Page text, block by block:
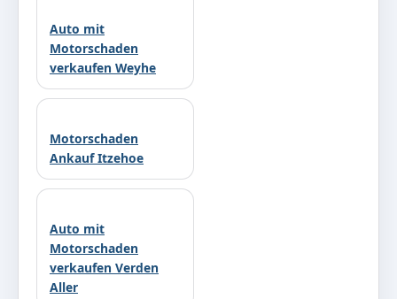
Auto mit
Motorschaden
verkaufen Weyhe
Motorschaden
Ankauf Itzehoe
Auto mit
Motorschaden
verkaufen Verden
Aller